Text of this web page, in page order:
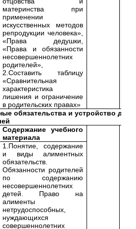
материнства при
применении
искусственных методов
репродукции человека»,
«Права дедушки,
«Права и обязанности
несовершеннолетних
родителей»,
2.Составить таблицу
«Сравнительная
характеристика
лишения и ограничение
в родительских правах»
обязательства и устройство
Содержание учебного
материала
1.Понятие, содержание
и виды алиментных
обязательств.
Обязанности родителей
по содержанию
несовершеннолетних
детей. Право на
алименты
нетрудоспособных,
нуждающихся
совершеннолетних